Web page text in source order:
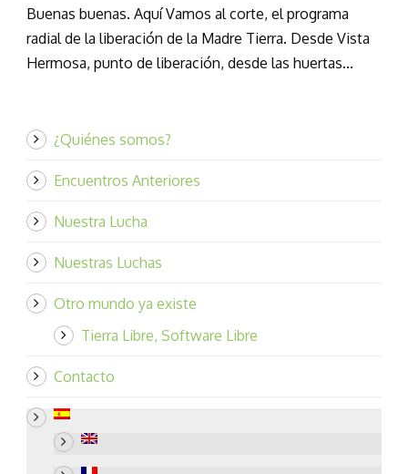
Buenas buenas. Aquí Vamos al corte, el programa
radial de la liberación de la Madre Tierra. Desde Vista
Hermosa, punto de liberación, desde las huertas...
¿Quiénes somos?
Encuentros Anteriores
Nuestra Lucha
Nuestras Luchas
Otro mundo ya existe
Tierra Libre, Software Libre
Contacto